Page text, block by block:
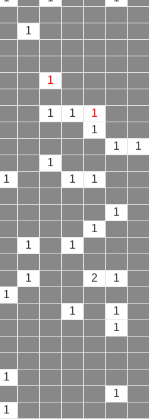
1
1
1 1 1
1
1 1
1
1 1 1
1
1
1 1
1 2 1
1
1 1
1
1
1
1